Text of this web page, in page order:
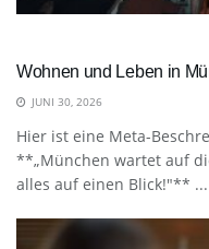
Wohnen und Leben in
JUNI 30, 2026
Hier ist eine Meta-
**„München wartet auf
alles auf einen Blick!"** ...